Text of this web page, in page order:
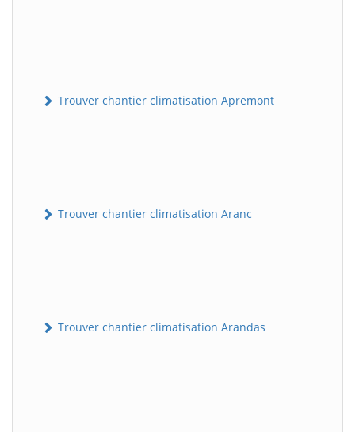
Trouver chantier climatisation Apremont
Trouver chantier climatisation Aranc
Trouver chantier climatisation Arandas